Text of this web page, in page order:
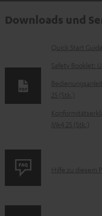
Downloads und
D
o
u
e
Quick Start
Safety Booklet:
25 (Stk.)
Mk4 25 (Stk.)
P
Hilfe zu diesem